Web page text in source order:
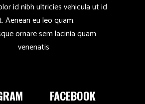
id nibh ultricies vehicula ut id
Aenean eu leo quam.
ornare sem lacinia quam
venenatis
FACEBOOK